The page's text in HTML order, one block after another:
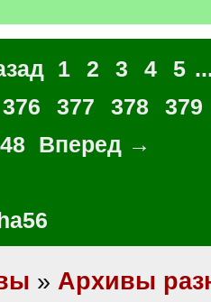
1 2 3 4 5
376 377 378 379
Вперед →
» Архивы